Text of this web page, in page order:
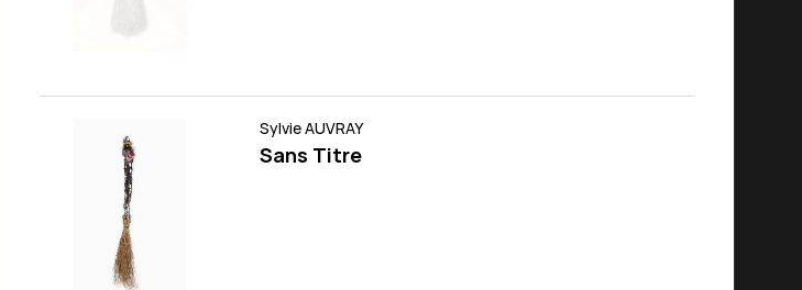
Sylvie AUVRAY
Sans Titre